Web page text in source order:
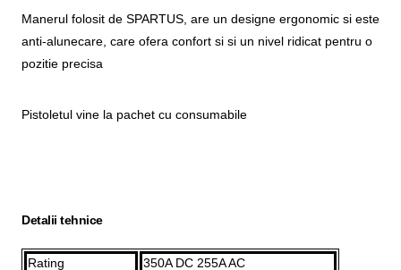
Manerul folosit de SPARTUS, are un designe ergonomic si este
anti-alunecare, care ofera confort si si un nivel ridicat pentru o
pozitie precisa
Pistoletul vine la pachet cu consumabile
Detalii tehnice
Rating 350A DC 255A AC